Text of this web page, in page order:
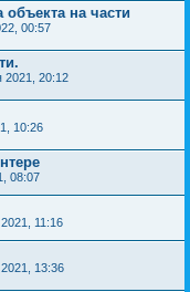
на части
00:57
2021, 20:12
10:26
08:07
11:16
13:36